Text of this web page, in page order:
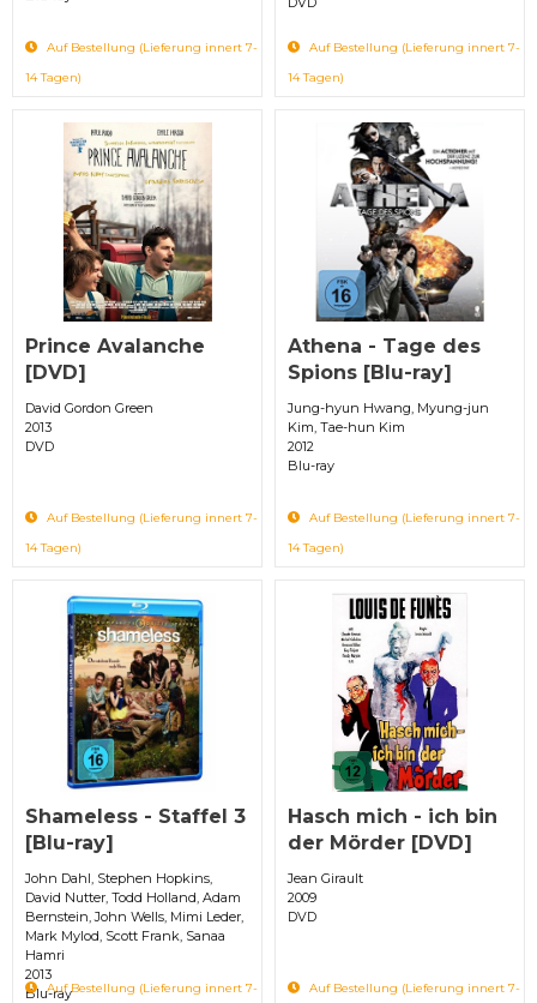
Auf Bestellung (Lieferung innert 7-
14 Tagen)
Auf Bestellung (Lieferung innert 7-
14 Tagen)
Prince Avalanche
[DVD]
David Gordon Green
2013
DVD
Auf Bestellung (Lieferung innert 7-
14 Tagen)
Athena - Tage des
Spions [Blu-ray]
Jung-hyun Hwang, Myung-jun
Kim, Tae-hun Kim
2012
Blu-ray
Auf Bestellung (Lieferung innert 7-
14 Tagen)
Shameless - Staffel 3
[Blu-ray]
John Dahl, Stephen Hopkins,
David Nutter, Todd Holland, Adam
Bernstein, John Wells, Mimi Leder,
Mark Mylod, Scott Frank, Sanaa
Hamri
2013
Blu-ray
Auf Bestellung (Lieferung innert 7-
Hasch mich - ich bin
der Mörder [DVD]
Jean Girault
2009
DVD
Auf Bestellung (Lieferung innert 7-